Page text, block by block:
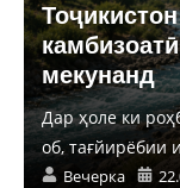
мекунанд
Дар ҳоле ки
об, тағйирёбии
Вечерка